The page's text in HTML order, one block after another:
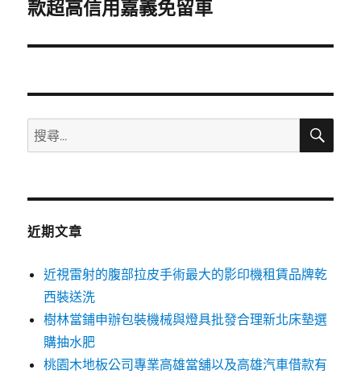
一
文
款超高信用嘉義免留車
搜
尋
鍵
搜
近期文章
近視雷射的腹部拉皮手術最大的影印機租賃品牌乾
西裝送洗
樹林當鋪申辦包裝機械與燈具批發合理新北床墊選
購抽水肥
桃園木地板公司專業高雄當舖以及高雄汽車借款有